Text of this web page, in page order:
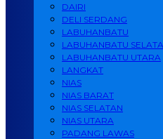
DAIRI
DELI SERDANG
LABUHANBATU
LABUHANBATU
LABUHANBATU UTARA
LANGKAT
NIAS
NIAS BARAT
NIAS SELATAN
NIAS UTARA
PADANG LAWAS